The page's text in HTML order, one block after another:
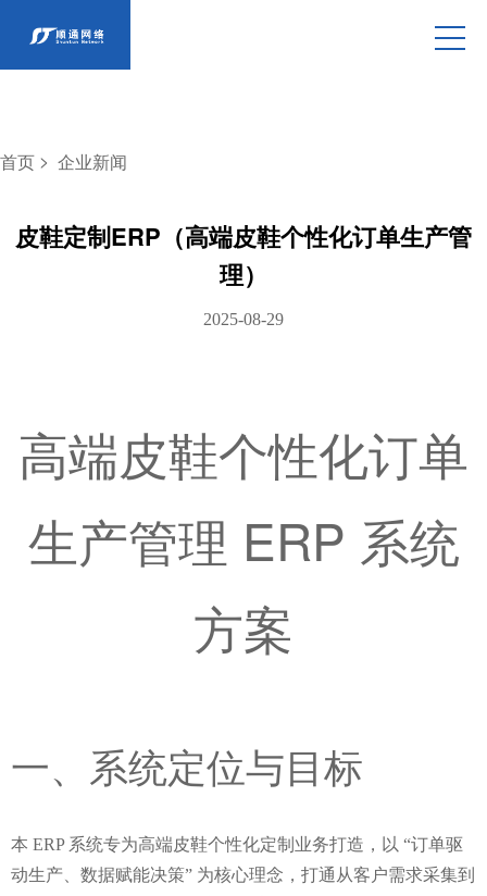
首页 > 企业新闻
皮鞋定制ERP​（高端皮鞋个性化订单生产管
理）
2025-08-29
高端皮鞋个性化订单
生产管理 ERP 系统
方案
一、系统定位与目标
本 ERP 系统专为高端皮鞋个性化定制业务打造，以 “订单驱
动生产、数据赋能决策” 为核心理念，打通从客户需求采集到